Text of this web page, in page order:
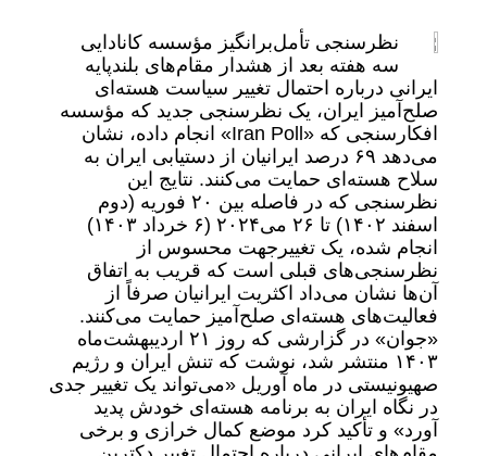
نظرسنجی تأمل‌برانگیز مؤسسه کانادایی
سه هفته بعد از هشدار مقام‌های بلندپایه
ایرانی درباره احتمال تغییر سیاست هسته‌ای
صلح‌آمیز ایران، یک نظرسنجی جدید که مؤسسه
افکارسنجی که «Iran Poll» انجام داده، نشان
می‌دهد ۶۹ درصد ایرانیان از دستیابی ایران به
سلاح هسته‌ای حمایت می‌کنند. نتایج این
نظرسنجی که در فاصله بین ۲۰ فوریه (دوم
اسفند ۱۴۰۲) تا ۲۶ می‌۲۰۲۴ (۶ خرداد ۱۴۰۳)
انجام شده، یک تغییرجهت محسوس از
نظرسنجی‌های قبلی است که قریب به اتفاق
آن‌ها نشان می‌داد اکثریت ایرانیان صرفاً از
فعالیت‌های هسته‌ای صلح‌آمیز حمایت می‌کنند.
«جوان» در گزارشی که روز ۲۱ اردیبهشت‌ماه
۱۴۰۳ منتشر شد، نوشت که تنش ایران و رژیم
صهیونیستی در ماه آوریل «می‌تواند یک تغییر جدی
در نگاه ایران به برنامه هسته‌ای خودش پدید
آورد» و تأکید کرد موضع کمال خرازی و برخی